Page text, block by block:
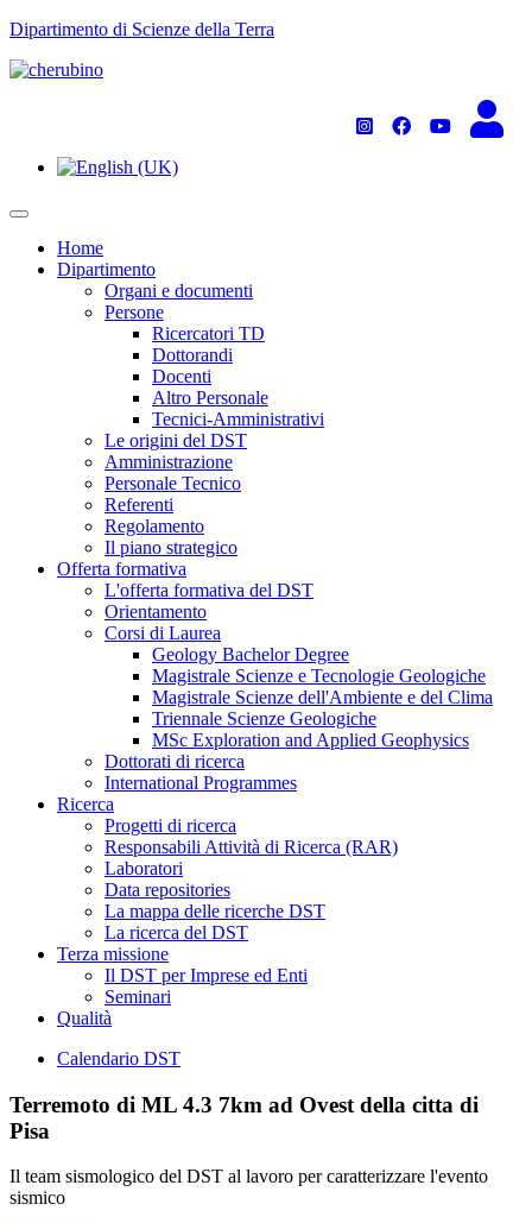
TPL_UNIPI_SKIP_TO_CONTENT
Dipartimento di Scienze della Terra
Home
Dipartimento
Organi e documenti
Persone
Ricercatori TD
Dottorandi
Docenti
Altro Personale
Tecnici-Amministrativi
Le origini del DST
Amministrazione
Personale Tecnico
Referenti
Regolamento
Il piano strategico
Offerta formativa
L'offerta formativa del DST
Orientamento
Corsi di Laurea
Geology Bachelor Degree
Magistrale Scienze e Tecnologie Geologiche
Magistrale Scienze dell'Ambiente e del Clima
Triennale Scienze Geologiche
MSc Exploration and Applied Geophysics
Dottorati di ricerca
International Programmes
Ricerca
Progetti di ricerca
Responsabili Attività di Ricerca (RAR)
Laboratori
Data repositories
La mappa delle ricerche DST
La ricerca del DST
Terza missione
Il DST per Imprese ed Enti
Seminari
Qualità
Calendario DST
Terremoto di ML 4.3 7km ad Ovest della citta di
Pisa
Il team sismologico del DST al lavoro per caratterizzare l'evento
sismico